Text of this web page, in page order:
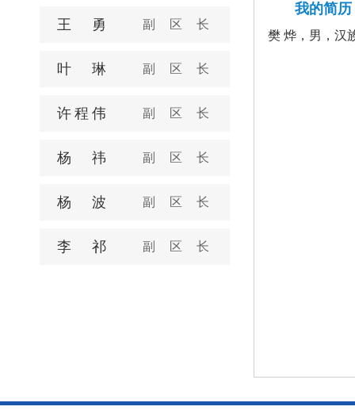
王勇 副区长
叶琳 副区长
许程伟 副区长
杨祎 副区长
杨波 副区长
李祁 副区长
我的简历
樊 烨，男，汉